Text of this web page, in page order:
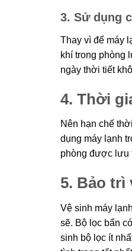
3. Sử dụng
Thay vì để máy
khí trong phòng
ngày thời tiết
4. Thời
Nên hạn chế
dụng máy lạnh
phòng được lưu
5. Bảo trì
Vệ sinh máy
sẽ. Bộ lọc bẩn
sinh bộ lọc ít